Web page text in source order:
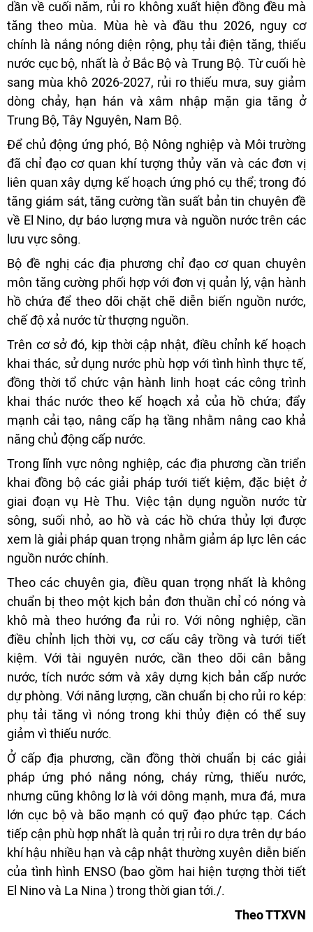
dần về cuối năm, rủi ro không xuất hiện đồng đều mà
tăng theo mùa. Mùa hè và đầu thu 2026, nguy cơ
chính là nắng nóng diện rộng, phụ tải điện tăng, thiếu
nước cục bộ, nhất là ở Bắc Bộ và Trung Bộ. Từ cuối hè
sang mùa khô 2026-2027, rủi ro thiếu mưa, suy giảm
dòng chảy, hạn hán và xâm nhập mặn gia tăng ở
Trung Bộ, Tây Nguyên, Nam Bộ.
Để chủ động ứng phó, Bộ Nông nghiệp và Môi trường
đã chỉ đạo cơ quan khí tượng thủy văn và các đơn vị
liên quan xây dựng kế hoạch ứng phó cụ thể; trong đó
tăng giám sát, tăng cường tần suất bản tin chuyên đề
về El Nino, dự báo lượng mưa và nguồn nước trên các
lưu vực sông.
Bộ đề nghị các địa phương chỉ đạo cơ quan chuyên
môn tăng cường phối hợp với đơn vị quản lý, vận hành
hồ chứa để theo dõi chặt chẽ diễn biến nguồn nước,
chế độ xả nước từ thượng nguồn.
Trên cơ sở đó, kịp thời cập nhật, điều chỉnh kế hoạch
khai thác, sử dụng nước phù hợp với tình hình thực tế,
đồng thời tổ chức vận hành linh hoạt các công trình
khai thác nước theo kế hoạch xả của hồ chứa; đẩy
mạnh cải tạo, nâng cấp hạ tầng nhằm nâng cao khả
năng chủ động cấp nước.
Trong lĩnh vực nông nghiệp, các địa phương cần triển
khai đồng bộ các giải pháp tưới tiết kiệm, đặc biệt ở
giai đoạn vụ Hè Thu. Việc tận dụng nguồn nước từ
sông, suối nhỏ, ao hồ và các hồ chứa thủy lợi được
xem là giải pháp quan trọng nhằm giảm áp lực lên các
nguồn nước chính.
Theo các chuyên gia, điều quan trọng nhất là không
chuẩn bị theo một kịch bản đơn thuần chỉ có nóng và
khô mà theo hướng đa rủi ro. Với nông nghiệp, cần
điều chỉnh lịch thời vụ, cơ cấu cây trồng và tưới tiết
kiệm. Với tài nguyên nước, cần theo dõi cân bằng
nước, tích nước sớm và xây dựng kịch bản cấp nước
dự phòng. Với năng lượng, cần chuẩn bị cho rủi ro kép:
phụ tải tăng vì nóng trong khi thủy điện có thể suy
giảm vì thiếu nước.
Ở cấp địa phương, cần đồng thời chuẩn bị các giải
pháp ứng phó nắng nóng, cháy rừng, thiếu nước,
nhưng cũng không lơ là với dông mạnh, mưa đá, mưa
lớn cục bộ và bão mạnh có quỹ đạo phức tạp. Cách
tiếp cận phù hợp nhất là quản trị rủi ro dựa trên dự báo
khí hậu nhiều hạn và cập nhật thường xuyên diễn biến
của tình hình ENSO (bao gồm hai hiện tượng thời tiết
El Nino và La Nina ) trong thời gian tới./.
Theo TTXVN